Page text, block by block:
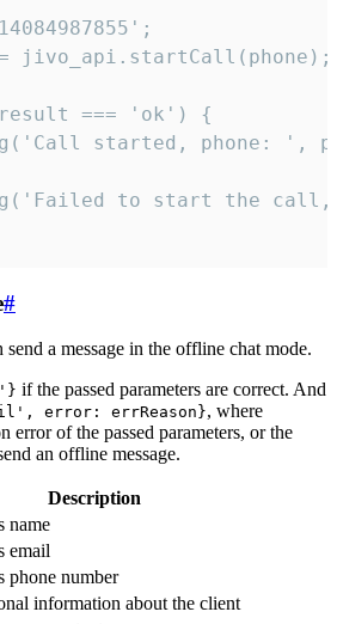
jivo_api.startCall(phone);
=== 'ok') {
started, phone: ',
to start the
#
a message in the offline chat mode.
if the passed parameters are correct. And
error: errReason}, where
error of the passed parameters, or the
an offline message.
Description
name
email
phone number
information about the client